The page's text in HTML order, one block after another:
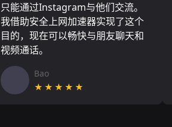
只能通过Instagram与他们交流。
我借助安全上网加速器实现了这个
目的，现在可以畅快与朋友聊天和
视频通话。
Bao
★★★★★